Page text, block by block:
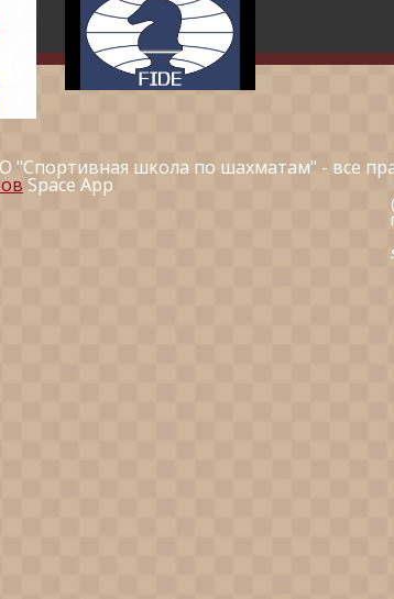
"Спортивная школа по шахматам" - все
Space App